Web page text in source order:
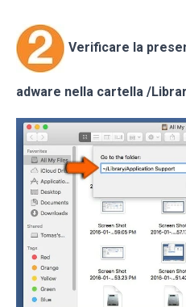
Verificare la
adware nella cartella /